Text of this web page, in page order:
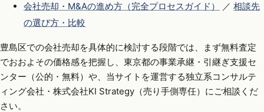
会社売却・M&Aの進め方（完全プロセスガイド）
／ 相談先
の選び方・比較
豊島区での会社売却を具体的に検討する段階では、まず無料査定
でおおよその価格感を把握し、東京都の事業承継・引継ぎ支援セ
ンター（公的・無料）や、当サイトを運営する独立系コンサルテ
ィング会社・株式会社KI Strategy（売り手側専任）にご相談くだ
さい。